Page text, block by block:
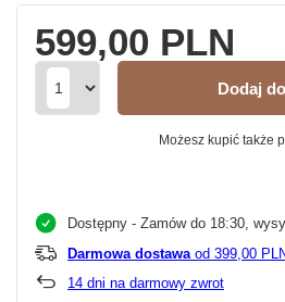
599,00 PLN
Dodaj
Możesz kupić także
Dostępny - Zamów do 18:30,
Darmowa dostawa od 399,00
14 dni na darmowy zwrot